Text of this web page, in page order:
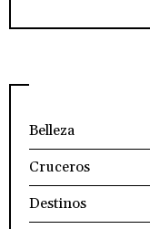
Belleza
Cruceros
Destinos